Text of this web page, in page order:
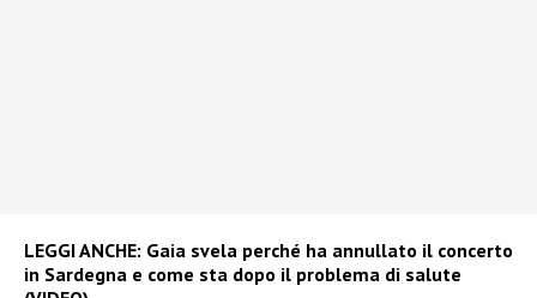
LEGGI ANCHE: Gaia svela perché ha annullato il concerto
in Sardegna e come sta dopo il problema di salute